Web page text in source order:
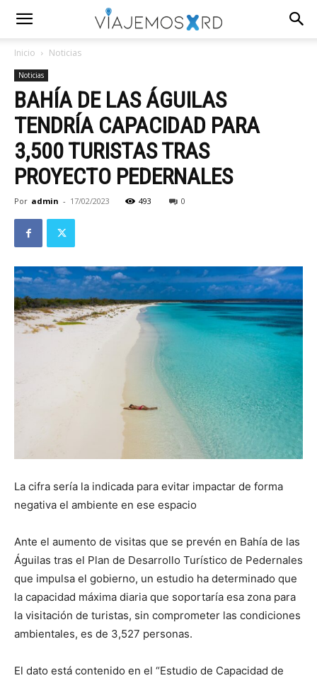
Inicio Noticias
Noticias
BAHÍA DE LAS ÁGUILAS
TENDRÍA CAPACIDAD PARA
3,500 TURISTAS TRAS
PROYECTO PEDERNALES
Por admin - 17/02/2023 493 0
La cifra sería la indicada para evitar impactar de forma
negativa el ambiente en ese espacio
Ante el aumento de visitas que se prevén en Bahía de las
Águilas tras el Plan de Desarrollo Turístico de Pedernales
que impulsa el gobierno, un estudio ha determinado que
la capacidad máxima diaria que soportaría esa zona para
la visitación de turistas, sin comprometer las condiciones
ambientales, es de 3,527 personas.
El dato está contenido en el “Estudio de Capacidad de